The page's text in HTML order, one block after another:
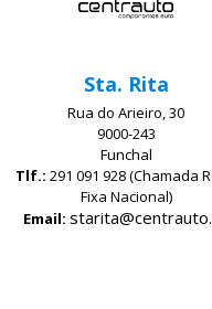
Sta. Rita
Rua do Arieiro, 30
9000-243
Funchal
Tlf.: 291 091 928 (Chamada
Fixa Nacional)
Email: